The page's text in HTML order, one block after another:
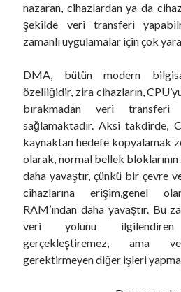
nazaran, cihazlardan ya da
şekilde veri transferi
zamanlı uygulamalar için çok
DMA, bütün modern
özelliğidir, zira cihazların,
bırakmadan veri transferi
sağlamaktadır. Aksi takdirde,
kaynaktan hedefe kopyalamak
olarak, normal bellek
daha yavaştır, çünkü bir çevre
cihazlarına erişim,genel
RAM’ından daha yavaştır. Bu
veri yolunu
gerçekleştiremez, ama
gerektirmeyen diğer işleri